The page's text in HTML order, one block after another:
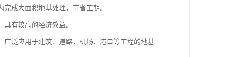
成大面积地基处理，节省工期。
有较高的经济效益。
泛应用于建筑、道路、机场、港口等工程的地基